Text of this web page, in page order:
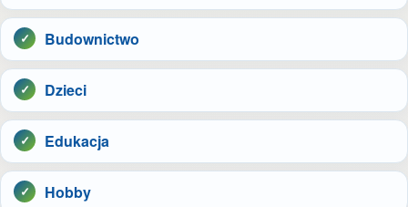
Budownictwo
Dzieci
Edukacja
Hobby